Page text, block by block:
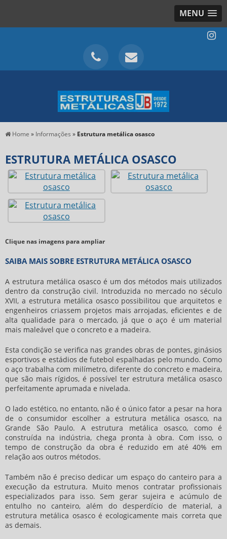
MENU
Home » Informações » Estrutura metálica osasco
ESTRUTURA METÁLICA OSASCO
Clique nas imagens para ampliar
SAIBA MAIS SOBRE ESTRUTURA METÁLICA OSASCO
A estrutura metálica osasco é um dos métodos mais utilizados
dentro da construção civil. Introduzida no mercado no século
XVII, a estrutura metálica osascopossibilitou que arquitetos e
engenheiros criassem projetos mais arrojadas, eficientes e de
alta qualidade para o mercado, já que o aço é um material
mais maleável que o concreto e a madeira.
Esta condição se verifica nas grandes obras de pontes, ginásios
esportivos e estádios de futebol espalhadas pelo mundo. Como
o aço trabalha com milímetro, diferente do concreto e madeira,
que são mais rígidos, é possível terestrutura metálica osasco
perfeitamente aprumada e nivelada.
O lado estético, no entanto, não é o único fator a pesar na hora
de o consumidor escolher a estrutura metálica osasco, na
Grande São Paulo. A estrutura metálica osasco, como é
construída na indústria, chega pronta à obra. Com isso, o
tempo de construção da obra é reduzido em até 40% em
relação aos outros métodos.
Também não é preciso dedicar um espaço do canteiro para a
execução da estrutura. Muito menos contratar profissionais
especializados para isso. Sem gerar sujeira e acúmulo de
entulho no canteiro, além do desperdício de material, a
estrutura metálica osascoé ecologicamente mais correta que
as demais.